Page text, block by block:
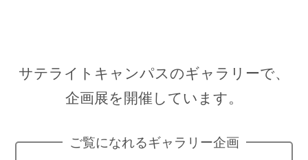
サテライトキャンパスのギャラリーで、
企画展を開催しています。
ご覧になれるギャラリー企画